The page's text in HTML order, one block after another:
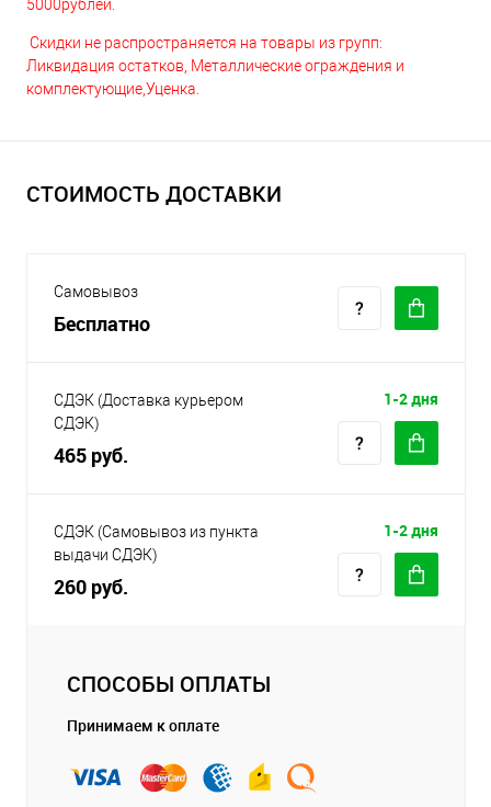
5000рублей.
Скидки не распространяется на товары из групп:
Ликвидация остатков, Металлические ограждения и
комплектующие,Уценка.
СТОИМОСТЬ ДОСТАВКИ
Самовывоз
Бесплатно
СДЭК (Доставка курьером
СДЭК)
465 руб.
1-2 дня
СДЭК (Самовывоз из пункта
выдачи СДЭК)
260 руб.
1-2 дня
СПОСОБЫ ОПЛАТЫ
Принимаем к оплате